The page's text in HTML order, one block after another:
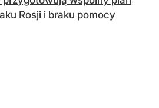
Rosji i braku pomocy